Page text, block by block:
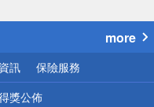
more
訊 保險服務
獎公佈